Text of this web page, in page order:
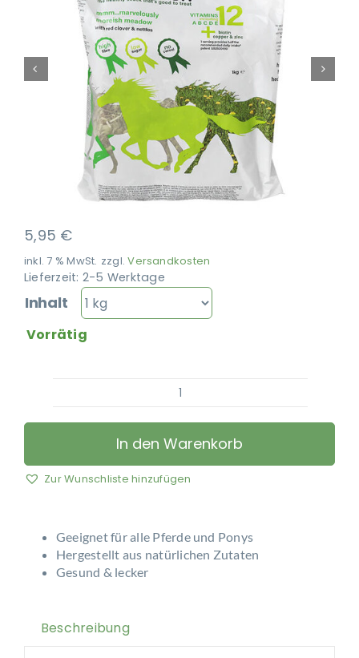
5,95 €
inkl. 7 % MwSt. zzgl.Versandkosten
Lieferzeit: 2-5 Werktage
Inhalt
Vorrätig
Equilibrium
-
Vitamunch
Wunderbare
In den Warenkorb
Zur Wunschliste hinzufügen
Geeignet für alle Pferde und Ponys
Hergestellt aus natürlichen Zutaten
Gesund & lecker
Beschreibung